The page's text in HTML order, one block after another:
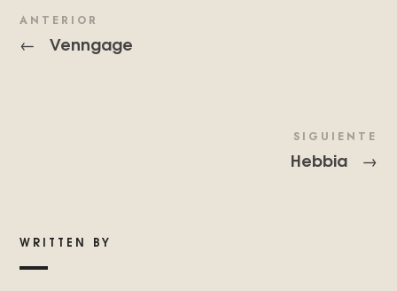
ANTERIOR
← Venngage
SIGUIENTE
Hebbia →
WRITTEN BY